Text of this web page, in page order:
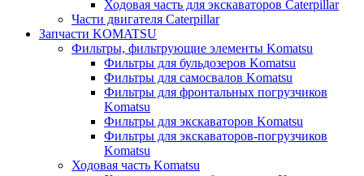
Ходовая часть для экскаваторов Caterpillar
Части двигателя Caterpillar
Запчасти KOMATSU
Фильтры, фильтрующие элементы Komatsu
Фильтры для бульдозеров Komatsu
Фильтры для самосвалов Komatsu
Фильтры для фронтальных погрузчиков
Komatsu
Фильтры для экскаваторов Komatsu
Фильтры для экскаваторов-погрузчиков
Komatsu
Ходовая часть Komatsu